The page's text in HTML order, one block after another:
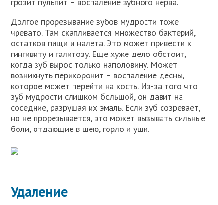
Долгое прорезывание зубов мудрости тоже
чревато. Там скапливается множество бактерий,
остатков пищи и налета. Это может привести к
гингивиту и галитозу. Еще хуже дело обстоит,
когда зуб вырос только наполовину. Может
возникнуть перикоронит – воспаление десны,
которое может перейти на кость. Из-за того что
зуб мудрости слишком большой, он давит на
соседние, разрушая их эмаль. Если зуб созревает,
но не прорезывается, это может вызывать сильные
боли, отдающие в шею, горло и уши.
Удаление